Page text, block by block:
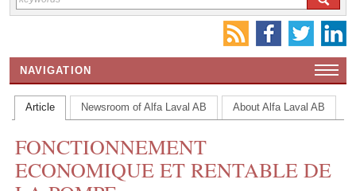
NAVIGATION
HOME
CONTACT US
INS MAIN WEBSITE
ABOUT US
Article Newsroom of Alfa Laval AB About Alfa Laval AB
FONCTIONNEMENT
ECONOMIQUE ET RENTABLE DE